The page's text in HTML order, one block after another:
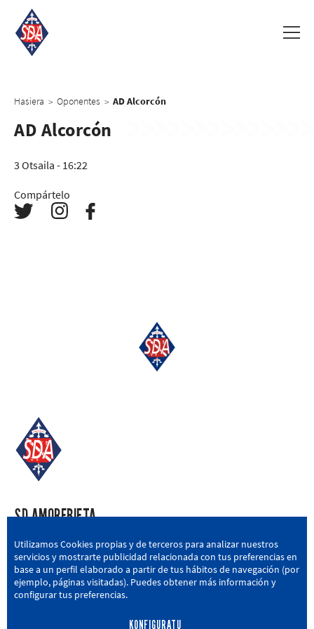
Hasiera > Oponentes > AD Alcorcón
AD Alcorcón
3 Otsaila - 16:22
Compártelo
SD AMOREBIETA
San Miguel Kalea, 16, 48340 Amorebieta, Bizkaia
946 604 751 | sda@sdamorebieta.eus
Utilizamos Cookies propias y de terceros para analizar nuestros
servicios y mostrarte publicidad relacionada con tus preferencias en
base a un perfil elaborado a partir de tus hábitos de navegación (por
ejemplo, páginas visitadas). Puedes obtener más información y
configurar tus preferencias.
KONFIGURATU